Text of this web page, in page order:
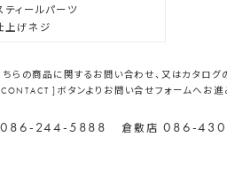
ティールパーツ
上げネジ
ちらの商品に関するお問い合わせ、又はカタログ
]ボタンよりお問い合せフォームへお進
086-244-5888 倉敷店 086-